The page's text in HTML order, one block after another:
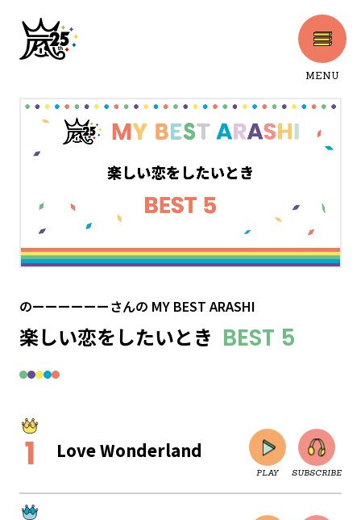
MENU
のーーーーーーさんの MY BEST ARASHI
楽しい恋をしたいとき BEST 5
Love Wonderland
PLAY SUBSCRIBE